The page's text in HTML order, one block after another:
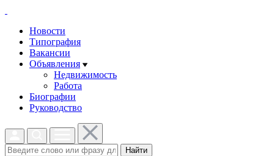
Новости
Типография
Вакансии
Объявления
Недвижимость
Работа
Биографии
Руководство
Найти